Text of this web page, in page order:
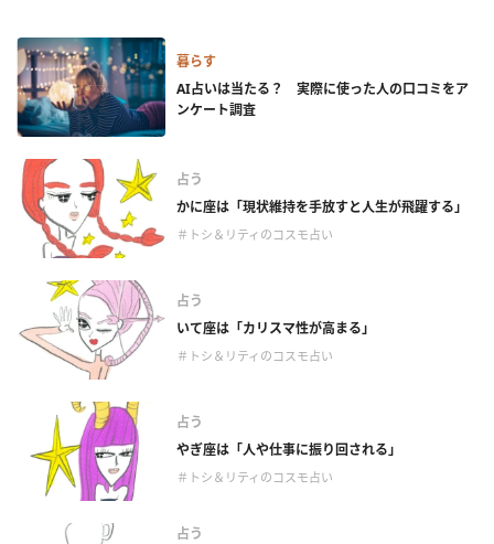
暮らす
AI占いは当たる？ 実際に使った人の口コミをア
ンケート調査
占う
かに座は「現状維持を手放すと人生が飛躍する」
＃トシ＆リティのコスモ占い
占う
いて座は「カリスマ性が高まる」
＃トシ＆リティのコスモ占い
占う
やぎ座は「人や仕事に振り回される」
＃トシ＆リティのコスモ占い
占う